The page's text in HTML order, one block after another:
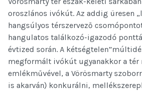
oroszlános ivókút. Az addig üresen
hangsúlyos térszervező
hangulatos találkozó-igazodó
évtized során. A
megformált ivókút ugyanakkor a tér
emlékművével, a Vörösmarty
is akarván) konkurálni,